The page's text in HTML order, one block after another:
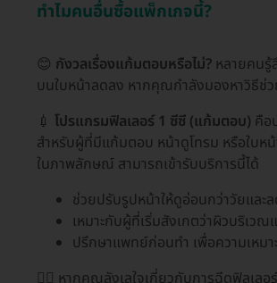
ทำไมคนอื่นซื้อแพ็กเกจนี้?
😊 กังวลเรื่องแก้มตอบหรือไม่? หลายคนรู้
บนใบหน้าลดลง หากคุณกำลังมองหาวิธีช่
💉 โปรแกรมฟิลเลอร์ 1 ซีซี (แก้มตอบ) คือ
สำหรับผู้ที่มีแก้มตอบ หน้าดูโทรม หรือใบห
ในภาพลักษณ์ สามารถเข้ารับบริการนี้ได้
ช่วยปรับรูปหน้าให้ดูอ่อนกว่าวัยและ
เหมาะกับผู้ที่เริ่มสังเกตว่าผิวบริเว
ปรึกษาแพทย์ก่อนทำ เพื่อความเหม